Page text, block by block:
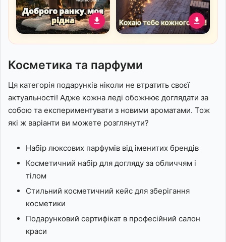
Романтичне привітання
теплим пледом
Новорічне привітання
нічним містом
Косметика та парфуми
Ця категорія подарунків ніколи не втратить своєї
актуальності! Адже кожна леді обожнює доглядати за
собою та експериментувати з новими ароматами. Тож
які ж варіанти ви можете розглянути?
Набір люксових парфумів від іменитих брендів
Косметичний набір для догляду за обличчям і
тілом
Стильний косметичний кейс для зберігання
косметики
Подарунковий сертифікат в професійний салон
краси